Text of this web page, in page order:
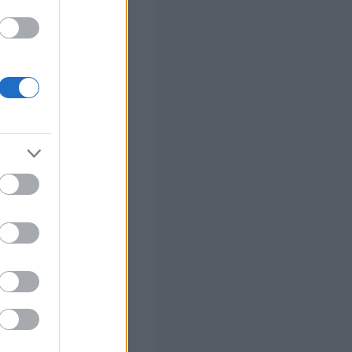
2027